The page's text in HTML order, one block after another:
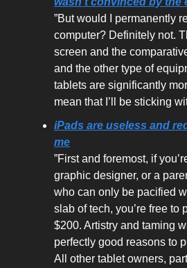
”But would I permanently
computer? Definitely not.
screen and the
and the other type of
tablets are significantly
mean that I’ll be sticking
iPads are useless and
me
”First and foremost, if
graphic designer, or a
who can only be pacified
slab of tech, you’re free to
$200. Artistry and taming
perfectly good reasons to
All other tablet owners,